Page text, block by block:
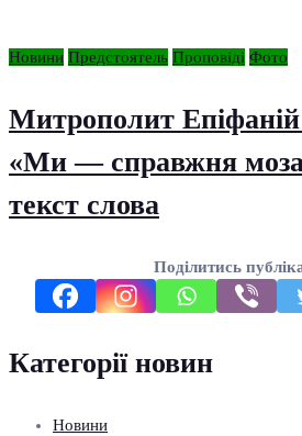
Новини Предстоятель Проповіді Фото
Митрополит Епіфаній
«Ми — справжня
текст слова
Поділитись
Категорії новин
Новини